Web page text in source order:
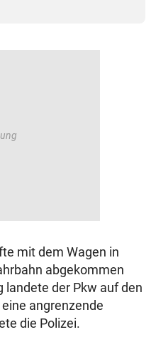
mit dem Wagen in
abgekommen
landete der Pkw auf den
angrenzende
die Polizei.